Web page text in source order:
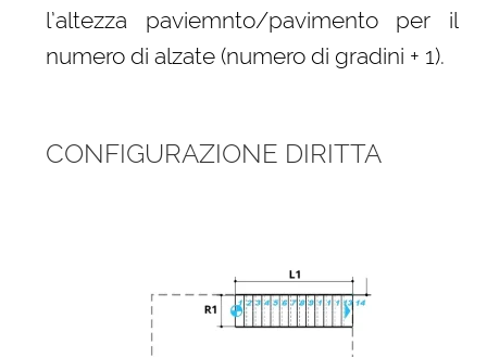
l’altezza paviemnto/pavimento per il
numero di alzate (numero di gradini + 1).
CONFIGURAZIONE DIRITTA